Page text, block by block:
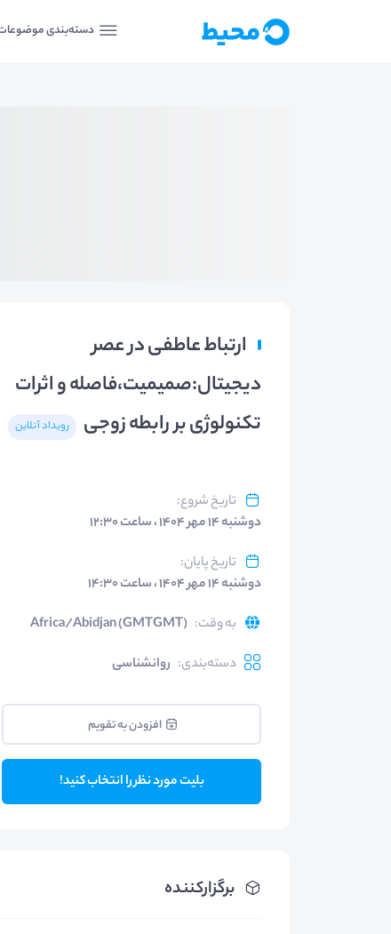
دسته‌بندی
ارتباط عاطفی در عصر
دیجیتال:صمیمیت،فاصله و اثرات
تکنولوژی بر رابطه زوجی
رویداد آنلاین
تاریخ شروع:
دوشنبه ۱۴ مهر ۱۴۰۴ ، ساعت ۱۲:۳۰
تاریخ پایان:
دوشنبه ۱۴ مهر ۱۴۰۴ ، ساعت ۱۴:۳۰
به وقت:
Africa/Abidjan (GMTGMT)
دسته‌بندی: روانشناسی
افزودن به تقویم
بلیت مورد نظر را انتخاب کنید!
برگزارکننده